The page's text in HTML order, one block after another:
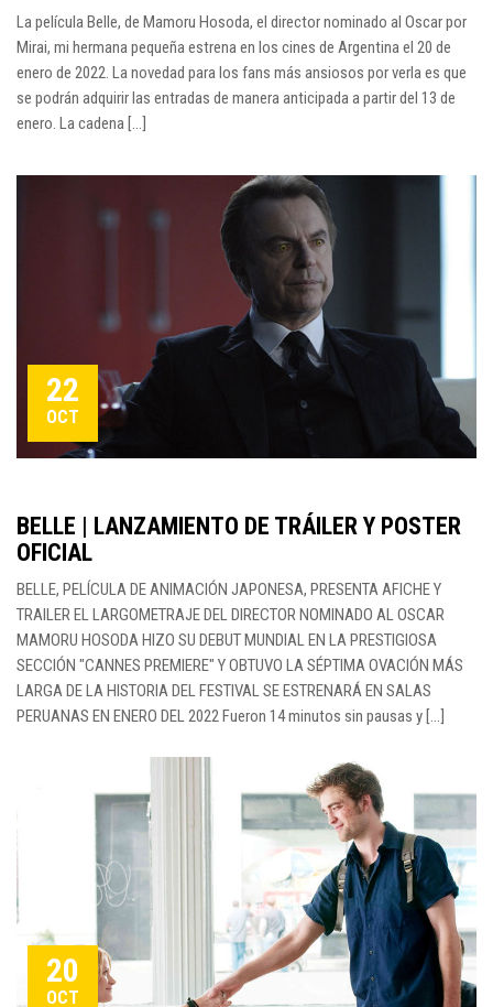
La película Belle, de Mamoru Hosoda, el director nominado al Oscar por
Mirai, mi hermana pequeña estrena en los cines de Argentina el 20 de
enero de 2022. La novedad para los fans más ansiosos por verla es que
se podrán adquirir las entradas de manera anticipada a partir del 13 de
enero. La cadena […]
22
OCT
BELLE | LANZAMIENTO DE TRÁILER Y POSTER
OFICIAL
BELLE, PELÍCULA DE ANIMACIÓN JAPONESA, PRESENTA AFICHE Y
TRAILER EL LARGOMETRAJE DEL DIRECTOR NOMINADO AL OSCAR
MAMORU HOSODA HIZO SU DEBUT MUNDIAL EN LA PRESTIGIOSA
SECCIÓN "CANNES PREMIERE" Y OBTUVO LA SÉPTIMA OVACIÓN MÁS
LARGA DE LA HISTORIA DEL FESTIVAL SE ESTRENARÁ EN SALAS
PERUANAS EN ENERO DEL 2022 Fueron 14 minutos sin pausas y [...]
20
OCT